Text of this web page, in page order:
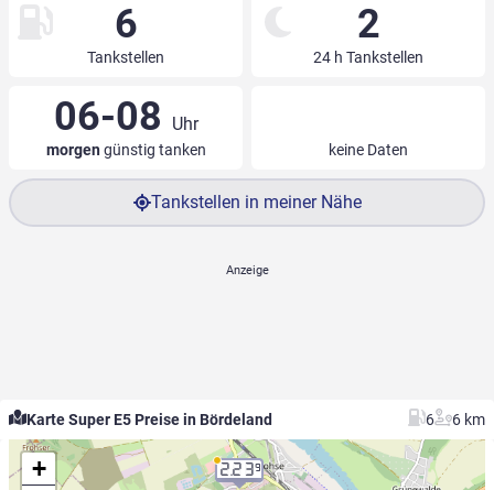
6
Tankstellen
2
24 h Tankstellen
06-08 Uhr
morgengünstig tanken keine Daten
Tankstellen in meiner Nähe
Karte Super E5 Preise in Bördeland 6 6 km
2.239
+